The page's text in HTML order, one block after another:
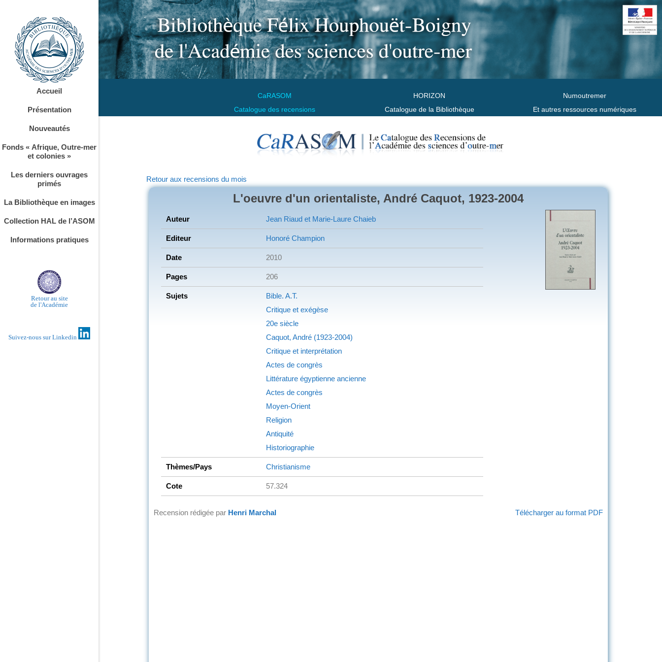
CaRASOM
Catalogue des recensions
HORIZON
Catalogue de la Bibliothèque
Numoutremer
Et autres ressources numériques
Accueil
Présentation
Nouveautés
Fonds « Afrique, Outre-mer
et colonies »
Les derniers ouvrages
primés
La Bibliothèque en images
Collection HAL de l’ASOM
Informations pratiques
Retour au site
de l'Académie
Suivez-nous sur Linkedin
Retour aux recensions du mois
L'oeuvre d'un orientaliste, André Caquot, 1923-2004
Auteur Jean Riaud et Marie-Laure Chaieb
Editeur Honoré Champion
Date 2010
Pages 206
Sujets
Bible. A.T.
Critique et exégèse
20e siècle
Caquot, André (1923-2004)
Critique et interprétation
Actes de congrès
Littérature égyptienne ancienne
Actes de congrès
Moyen-Orient
Religion
Antiquité
Historiographie
Thèmes/Pays Christianisme
Cote 57.324
Télécharger au format PDF
Recension rédigée par Henri Marchal